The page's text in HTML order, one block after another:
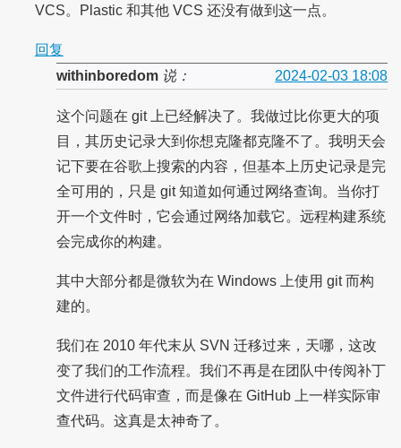
VCS。Plastic 和其他 VCS 还没有做到这一点。
回复
withinboredom说： 2024-02-03 18:08
这个问题在 git 上已经解决了。我做过比你更大的项
目，其历史记录大到你想克隆都克隆不了。我明天会
记下要在谷歌上搜索的内容，但基本上历史记录是完
全可用的，只是 git 知道如何通过网络查询。当你打
开一个文件时，它会通过网络加载它。远程构建系统
会完成你的构建。
其中大部分都是微软为在 Windows 上使用 git 而构
建的。
我们在 2010 年代末从 SVN 迁移过来，天哪，这改
变了我们的工作流程。我们不再是在团队中传阅补丁
文件进行代码审查，而是像在 GitHub 上一样实际审
查代码。这真是太神奇了。